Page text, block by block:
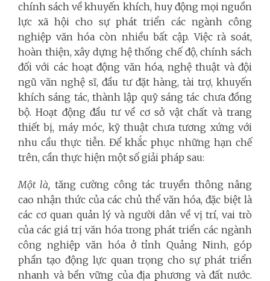
chính sách về khuyến khích, huy động mọi nguồn
lực xã hội cho sự phát triển các ngành công
nghiệp văn hóa còn nhiều bất cập. Việc rà soát,
hoàn thiện, xây dựng hệ thống chế độ, chính sách
đối với các hoạt động văn hóa, nghệ thuật và đội
ngũ văn nghệ sĩ, đầu tư đặt hàng, tài trợ, khuyến
khích sáng tác, thành lập quỹ sáng tác chưa đồng
bộ. Hoạt động đầu tư về cơ sở vật chất và trang
thiết bị, máy móc, kỹ thuật chưa tương xứng với
nhu cầu thực tiễn. Để khắc phục những hạn chế
trên, cần thực hiện một số giải pháp sau:
Một là, tăng cường công tác truyền thông nâng
cao nhận thức của các chủ thể văn hóa, đặc biệt là
các cơ quan quản lý và người dân về vị trí, vai trò
của các giá trị văn hóa trong phát triển các ngành
công nghiệp văn hóa ở tỉnh Quảng Ninh, góp
phần tạo động lực quan trọng cho sự phát triển
nhanh và bền vững của địa phương và đất nước.